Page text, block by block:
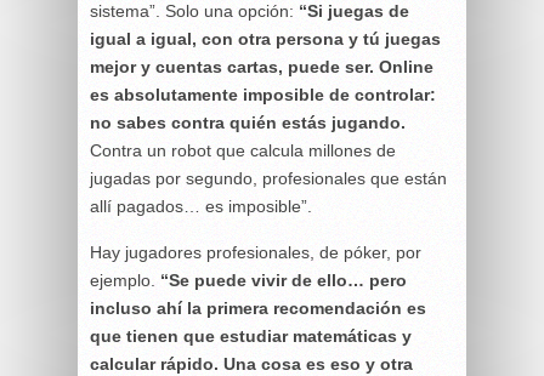
sistema”. Solo una opción: “Si juegas de
igual a igual, con otra persona y tú juegas
mejor y cuentas cartas, puede ser. Online
es absolutamente imposible de controlar:
no sabes contra quién estás jugando.
Contra un robot que calcula millones de
jugadas por segundo, profesionales que están
allí pagados… es imposible”.
Hay jugadores profesionales, de póker, por
ejemplo. “Se puede vivir de ello… pero
incluso ahí la primera recomendación es
que tienen que estudiar matemáticas y
calcular rápido. Una cosa es eso y otra